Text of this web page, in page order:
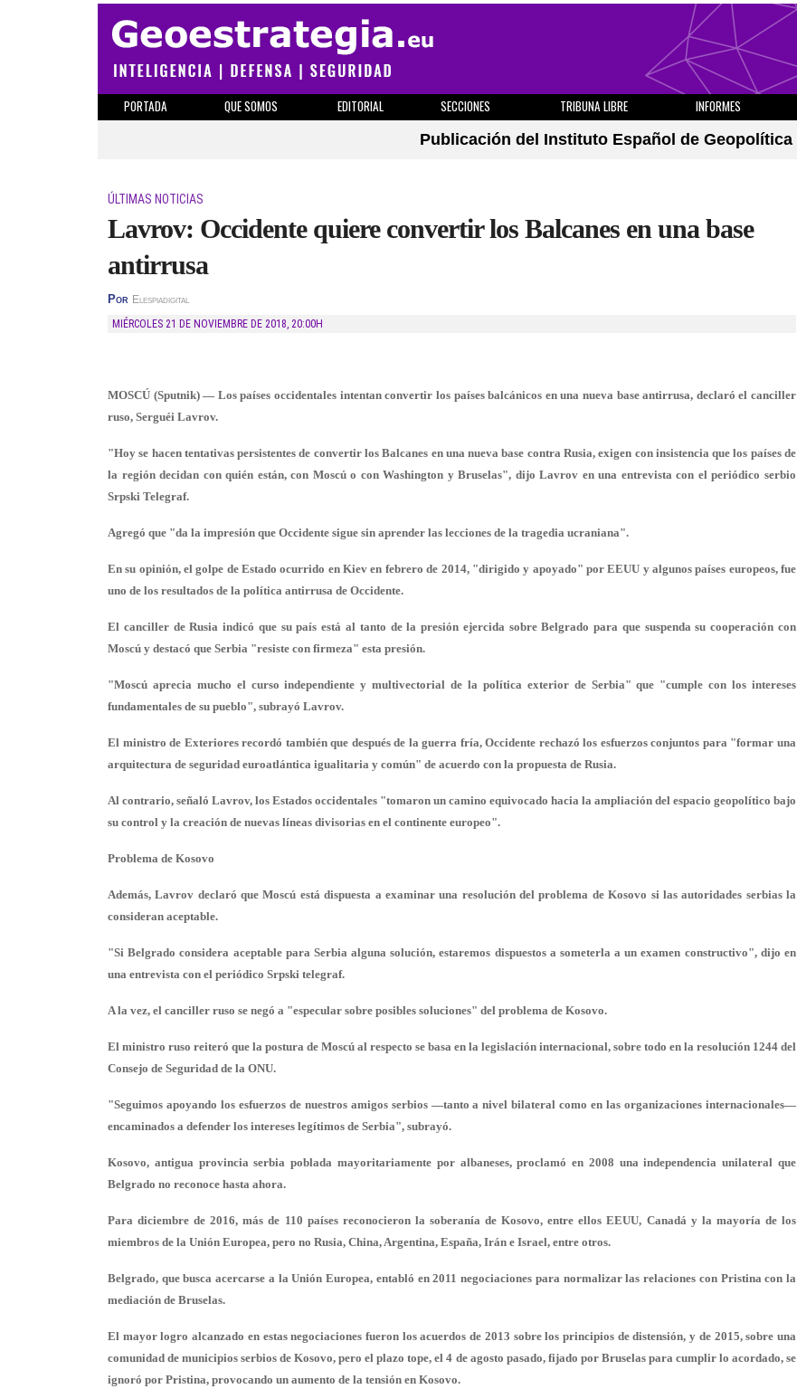
PORTADA QUE SOMOS EDITORIAL SECCIONES TRIBUNA LIBRE INFORMES
Publicación del Instituto Español de Geopolítica
ÚLTIMAS NOTICIAS
Lavrov: Occidente quiere convertir los Balcanes en una base
antirrusa
Por Elespiadigital
MIÉRCOLES 21 DE NOVIEMBRE DE 2018, 20:00H
MOSCÚ (Sputnik) — Los países occidentales intentan convertir los países balcánicos en una nueva base antirrusa, declaró el canciller
ruso, Serguéi Lavrov.
"Hoy se hacen tentativas persistentes de convertir los Balcanes en una nueva base contra Rusia, exigen con insistencia que los países de
la región decidan con quién están, con Moscú o con Washington y Bruselas", dijo Lavrov en una entrevista con el periódico serbio
Srpski Telegraf.
Agregó que "da la impresión que Occidente sigue sin aprender las lecciones de la tragedia ucraniana".
En su opinión, el golpe de Estado ocurrido en Kiev en febrero de 2014, "dirigido y apoyado" por EEUU y algunos países europeos, fue
uno de los resultados de la política antirrusa de Occidente.
El canciller de Rusia indicó que su país está al tanto de la presión ejercida sobre Belgrado para que suspenda su cooperación con
Moscú y destacó que Serbia "resiste con firmeza" esta presión.
"Moscú aprecia mucho el curso independiente y multivectorial de la política exterior de Serbia" que "cumple con los intereses
fundamentales de su pueblo", subrayó Lavrov.
El ministro de Exteriores recordó también que después de la guerra fría, Occidente rechazó los esfuerzos conjuntos para "formar una
arquitectura de seguridad euroatlántica igualitaria y común" de acuerdo con la propuesta de Rusia.
Al contrario, señaló Lavrov, los Estados occidentales "tomaron un camino equivocado hacia la ampliación del espacio geopolítico bajo
su control y la creación de nuevas líneas divisorias en el continente europeo".
Problema de Kosovo
Además, Lavrov declaró que Moscú está dispuesta a examinar una resolución del problema de Kosovo si las autoridades serbias la
consideran aceptable.
"Si Belgrado considera aceptable para Serbia alguna solución, estaremos dispuestos a someterla a un examen constructivo", dijo en
una entrevista con el periódico Srpski telegraf.
A la vez, el canciller ruso se negó a "especular sobre posibles soluciones" del problema de Kosovo.
El ministro ruso reiteró que la postura de Moscú al respecto se basa en la legislación internacional, sobre todo en la resolución 1244 del
Consejo de Seguridad de la ONU.
"Seguimos apoyando los esfuerzos de nuestros amigos serbios —tanto a nivel bilateral como en las organizaciones internacionales—
encaminados a defender los intereses legítimos de Serbia", subrayó.
Kosovo, antigua provincia serbia poblada mayoritariamente por albaneses, proclamó en 2008 una independencia unilateral que
Belgrado no reconoce hasta ahora.
Para diciembre de 2016, más de 110 países reconocieron la soberanía de Kosovo, entre ellos EEUU, Canadá y la mayoría de los
miembros de la Unión Europea, pero no Rusia, China, Argentina, España, Irán e Israel, entre otros.
Belgrado, que busca acercarse a la Unión Europea, entabló en 2011 negociaciones para normalizar las relaciones con Pristina con la
mediación de Bruselas.
El mayor logro alcanzado en estas negociaciones fueron los acuerdos de 2013 sobre los principios de distensión, y de 2015, sobre una
comunidad de municipios serbios de Kosovo, pero el plazo tope, el 4 de agosto pasado, fijado por Bruselas para cumplir lo acordado, se
ignoró por Pristina, provocando un aumento de la tensión en Kosovo.